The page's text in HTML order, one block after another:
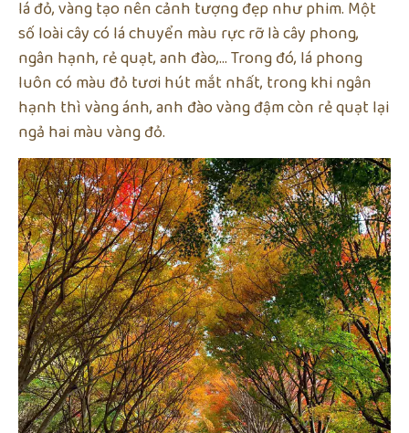
lá đỏ, vàng tạo nên cảnh tượng đẹp như phim. Một
số loài cây có lá chuyển màu rực rỡ là cây phong,
ngân hạnh, rẻ quạt, anh đào,… Trong đó, lá phong
luôn có màu đỏ tươi hút mắt nhất, trong khi ngân
hạnh thì vàng ánh, anh đào vàng đậm còn rẻ quạt lại
ngả hai màu vàng đỏ.